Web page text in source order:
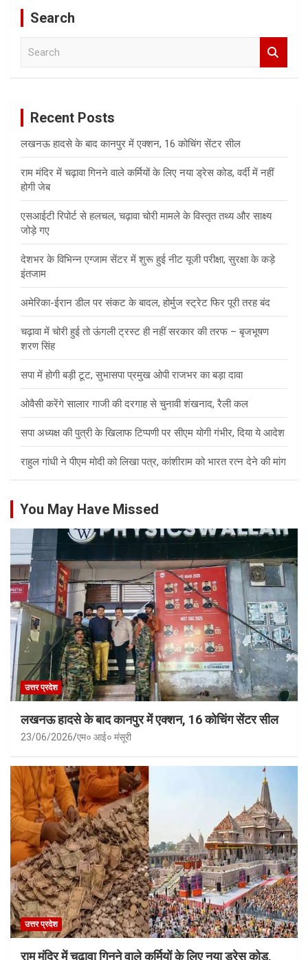
Search
Recent Posts
लखनऊ हादसे के बाद कानपुर में एक्शन, 16 कोचिंग सेंटर सील
राम मंदिर में चढ़ावा गिनने वाले कर्मियों के लिए नया ड्रेस कोड, वर्दी में नहीं
होगी जेब
एसआईटी रिपोर्ट से हलचल, चढ़ावा चोरी मामले के विस्तृत तथ्य और साक्ष्य
जोड़े गए
देशभर के विभिन्न एग्जाम सेंटर में शुरू हुई नीट यूजी परीक्षा, सुरक्षा के कड़े
इंतजाम
अमेरिका-ईरान डील पर संकट के बादल, होर्मुज स्ट्रेट फिर पूरी तरह बंद
चढ़ावा में चोरी हुई तो ऊंगली ट्रस्ट ही नहीं सरकार की तरफ – बृजभूषण
शरण सिंह
सपा में होगी बड़ी टूट, सुभासपा प्रमुख ओपी राजभर का बड़ा दावा
ओवैसी करेंगे सालार गाजी की दरगाह से चुनावी शंखनाद, रैली कल
सपा अध्यक्ष की पुत्री के खिलाफ टिप्पणी पर सीएम योगी गंभीर, दिया ये आदेश
राहुल गांधी ने पीएम मोदी को लिखा पत्र, कांशीराम को भारत रत्न देने की मांग
You May Have Missed
उत्तर प्रदेश
लखनऊ हादसे के बाद कानपुर में एक्शन, 16 कोचिंग सेंटर सील
23/06/2026 एम० आई० मंसूरी
उत्तर प्रदेश
राम मंदिर में चढ़ावा गिनने वाले कर्मियों के लिए नया ड्रेस कोड,